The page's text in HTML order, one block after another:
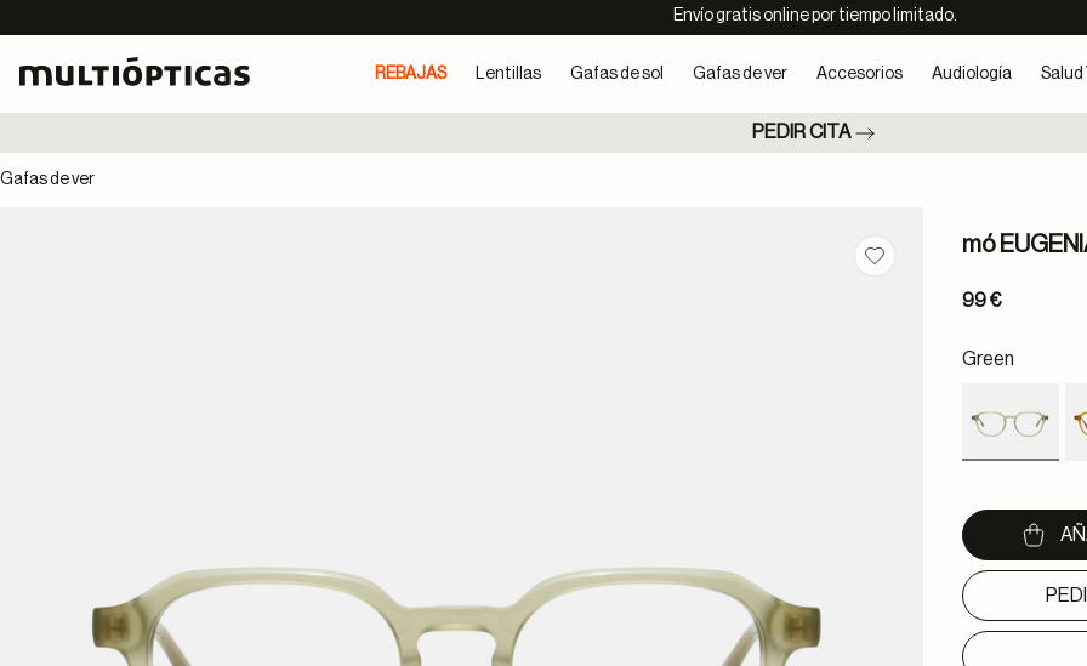
Envío gratis online por tiempo limitado.
REBAJAS Lentillas Gafas de sol Gafas de ver Accesorios Audiología Salud
PEDIR CITA
Gafas de ver
Guardar en favoritos
mó
99 €
Green